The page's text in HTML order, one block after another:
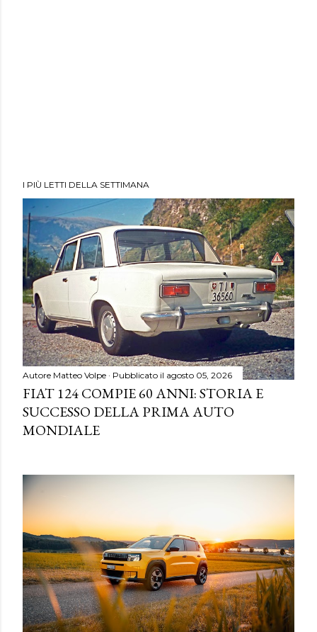
I PIÙ LETTI DELLA SETTIMANA
Autore Matteo Volpe Pubblicato il agosto 05, 2026
FIAT 124 COMPIE 60 ANNI: STORIA E
SUCCESSO DELLA PRIMA AUTO
MONDIALE